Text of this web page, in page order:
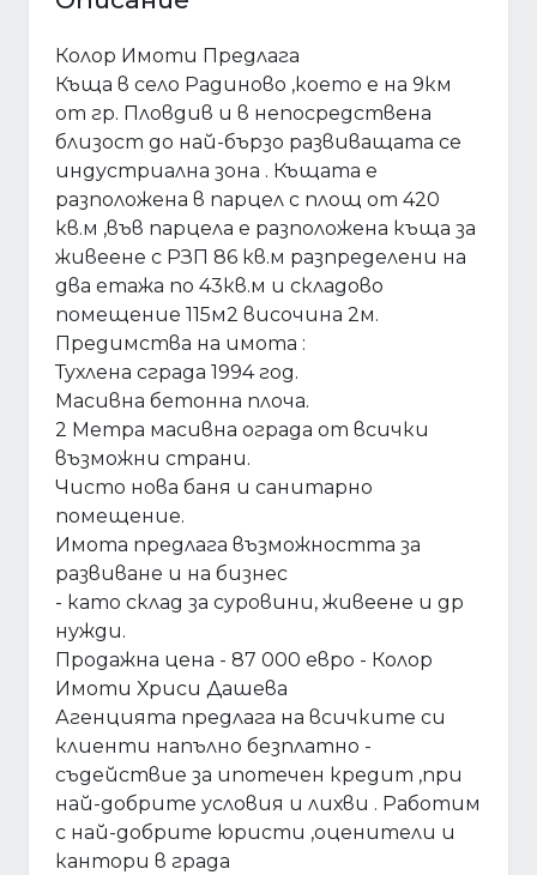
Колор Имоти Предлага
Къща в село Радиново ,което е на 9км
от гр. Пловдив и в непосредствена
близост до най-бързо развиващата се
индустриална зона . Къщата е
разположена в парцел с площ от 420
кв.м ,във парцела е разположена къща за
живеене с РЗП 86 кв.м разпределени на
два етажа по 43кв.м и складово
помещение 115м2 височина 2м.
Предимства на имота :
Тухлена сграда 1994 год.
Масивна бетонна плоча.
2 Метра масивна ограда от всички
възможни страни.
Чисто нова баня и санитарно
помещение.
Имота предлага възможността за
развиване и на бизнес
- като склад за суровини, живеене и др
нужди.
Продажна цена - 87 000 евро - Колор
Имоти Хриси Дашева
Агенцията предлага на всичките си
клиенти напълно безплатно -
съдействие за ипотечен кредит ,при
най-добрите условия и лихви . Работим
с най-добрите юристи ,оценители и
кантори в града